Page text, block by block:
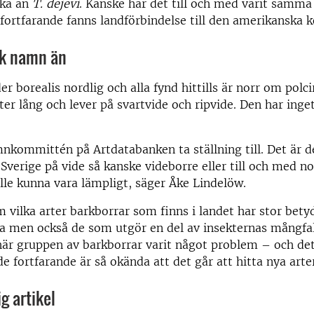
än T. dejevi. Kanske har det till och med varit
fanns landförbindelse till den amerikanska
namn än
borealis nordlig och alla fynd hittills är norr om
lång och lever på svartvide och ripvide. Den har
på Artdatabanken ta ställning till. Det är
på vide så kanske videborre eller till och med
kunna vara lämpligt, säger Åke Lindelöw.
vilka arter barkborrar som finns i landet har stor
men också de som utgör en del av insekternas
gruppen av barkborrar varit något problem – och
fortfarande är så okända att det går att hitta nya
artikel